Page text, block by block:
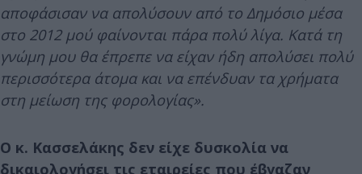
αποφάσισαν να απολύσουν από το Δημόσιο μέσα
στο 2012 μού φαίνονται πάρα πολύ λίγα. Κατά τη
γνώμη μου θα έπρεπε να είχαν ήδη απολύσει πολύ
περισσότερα άτομα και να επένδυαν τα χρήματα
στη μείωση της φορολογίας».
Ο κ. Κασσελάκης δεν είχε δυσκολία να
δικαιολογήσει τις εταιρείες που έβγαζαν